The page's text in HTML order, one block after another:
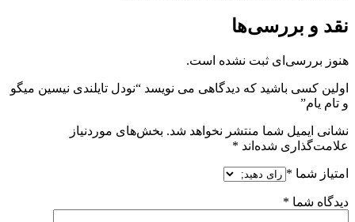
نقد و بررسی‌ها
هنوز بررسی‌ای ثبت نشده است.
اولین کسی باشید که دیدگاهی می نویسد “نودل تایلندی نیسین میگو
و تام یام”
نشانی ایمیل شما منتشر نخواهد شد. بخش‌های موردنیاز
علامت‌گذاری شده‌اند *
امتیاز شما *
دیدگاه شما *